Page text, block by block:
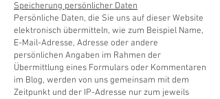
Speicherung persönlicher Daten
Persönliche Daten, die Sie uns auf dieser Website
elektronisch übermitteln, wie zum Beispiel Name,
E-Mail-Adresse, Adresse oder andere
persönlichen Angaben im Rahmen der
Übermittlung eines Formulars oder Kommentaren
im Blog, werden von uns gemeinsam mit dem
Zeitpunkt und der IP-Adresse nur zum jeweils